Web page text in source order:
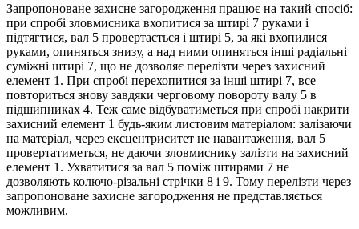
Запропоноване захисне загородження працює на такий спосіб:
при спробі зловмисника вхопитися за штирі 7 руками і
підтягтися, вал 5 провертається і штирі 5, за які вхопилися
руками, опиняться знизу, а над ними опиняться інші радіальні
суміжні штирі 7, що не дозволяє перелізти через захисний
елемент 1. При спробі перехопитися за інші штирі 7, все
повториться знову завдяки черговому повороту валу 5 в
підшипниках 4. Теж саме відбуватиметься при спробі накрити
захисний елемент 1 будь-яким листовим матеріалом: залізаючи
на матеріал, через ексцентриситет не навантаження, вал 5
провертатиметься, не даючи зловмиснику залізти на захисний
елемент 1. Ухватитися за вал 5 поміж штирями 7 не
дозволяють колючо-різальні стрічки 8 і 9. Тому перелізти через
запропоноване захисне загородження не представляється
можливим.